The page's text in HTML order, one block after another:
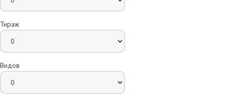
Тираж
Видов